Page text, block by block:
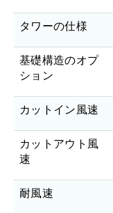
タワーの仕様
基礎構造のオプ
ション
カットイン風速
カットアウト風
速
耐風速